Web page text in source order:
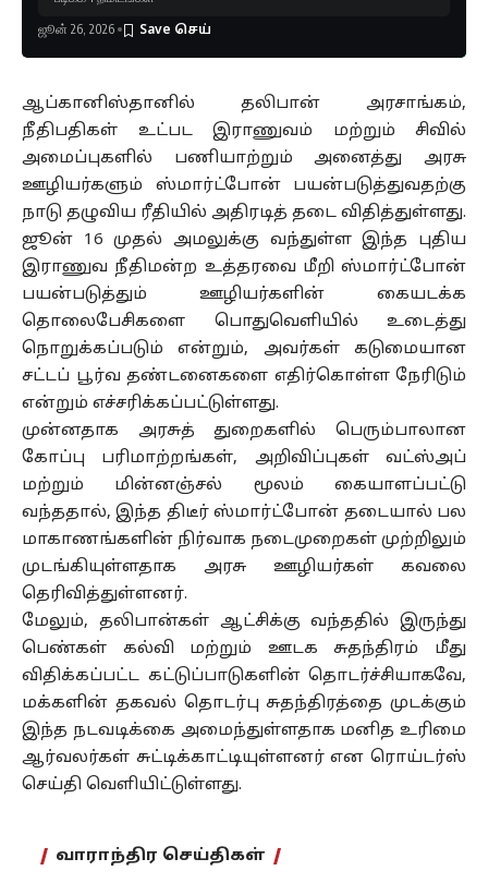
ஜூன் 26, 2026
ஆப்கானிஸ்தானில் தலிபான் அரசாங்கம்,
நீதிபதிகள் உட்பட இராணுவம் மற்றும் சிவில்
அமைப்புகளில் பணியாற்றும் அனைத்து அரசு
ஊழியர்களும் ஸ்மார்ட்போன் பயன்படுத்துவதற்கு
நாடு தழுவிய ரீதியில் அதிரடித் தடை விதித்துள்ளது.
ஜூன் 16 முதல் அமலுக்கு வந்துள்ள இந்த புதிய
இராணுவ நீதிமன்ற உத்தரவை மீறி ஸ்மார்ட்போன்
பயன்படுத்தும் ஊழியர்களின் கையடக்க
தொலைபேசிகளை பொதுவெளியில் உடைத்து
நொறுக்கப்படும் என்றும், அவர்கள் கடுமையான
சட்டப் பூர்வ தண்டனைகளை எதிர்கொள்ள நேரிடும்
என்றும் எச்சரிக்கப்பட்டுள்ளது.
முன்னதாக அரசுத் துறைகளில் பெரும்பாலான
கோப்பு பரிமாற்றங்கள், அறிவிப்புகள் வட்ஸ்அப்
மற்றும் மின்னஞ்சல் மூலம் கையாளப்பட்டு
வந்ததால், இந்த திடீர் ஸ்மார்ட்போன் தடையால் பல
மாகாணங்களின் நிர்வாக நடைமுறைகள் முற்றிலும்
முடங்கியுள்ளதாக அரசு ஊழியர்கள் கவலை
தெரிவித்துள்ளனர்.
மேலும், தலிபான்கள் ஆட்சிக்கு வந்ததில் இருந்து
பெண்கள் கல்வி மற்றும் ஊடக சுதந்திரம் மீது
விதிக்கப்பட்ட கட்டுப்பாடுகளின் தொடர்ச்சியாகவே,
மக்களின் தகவல் தொடர்பு சுதந்திரத்தை முடக்கும்
இந்த நடவடிக்கை அமைந்துள்ளதாக மனித உரிமை
ஆர்வலர்கள் சுட்டிக்காட்டியுள்ளனர் என ரொய்டர்ஸ்
செய்தி வெளியிட்டுள்ளது.
வாராந்திர செய்திகள்